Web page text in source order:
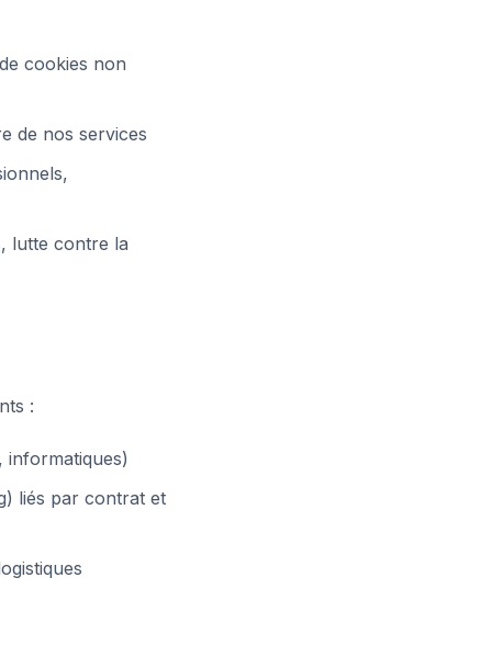
cookies non
de nos services
lutte contre la
:
informatiques)
liés par contrat et